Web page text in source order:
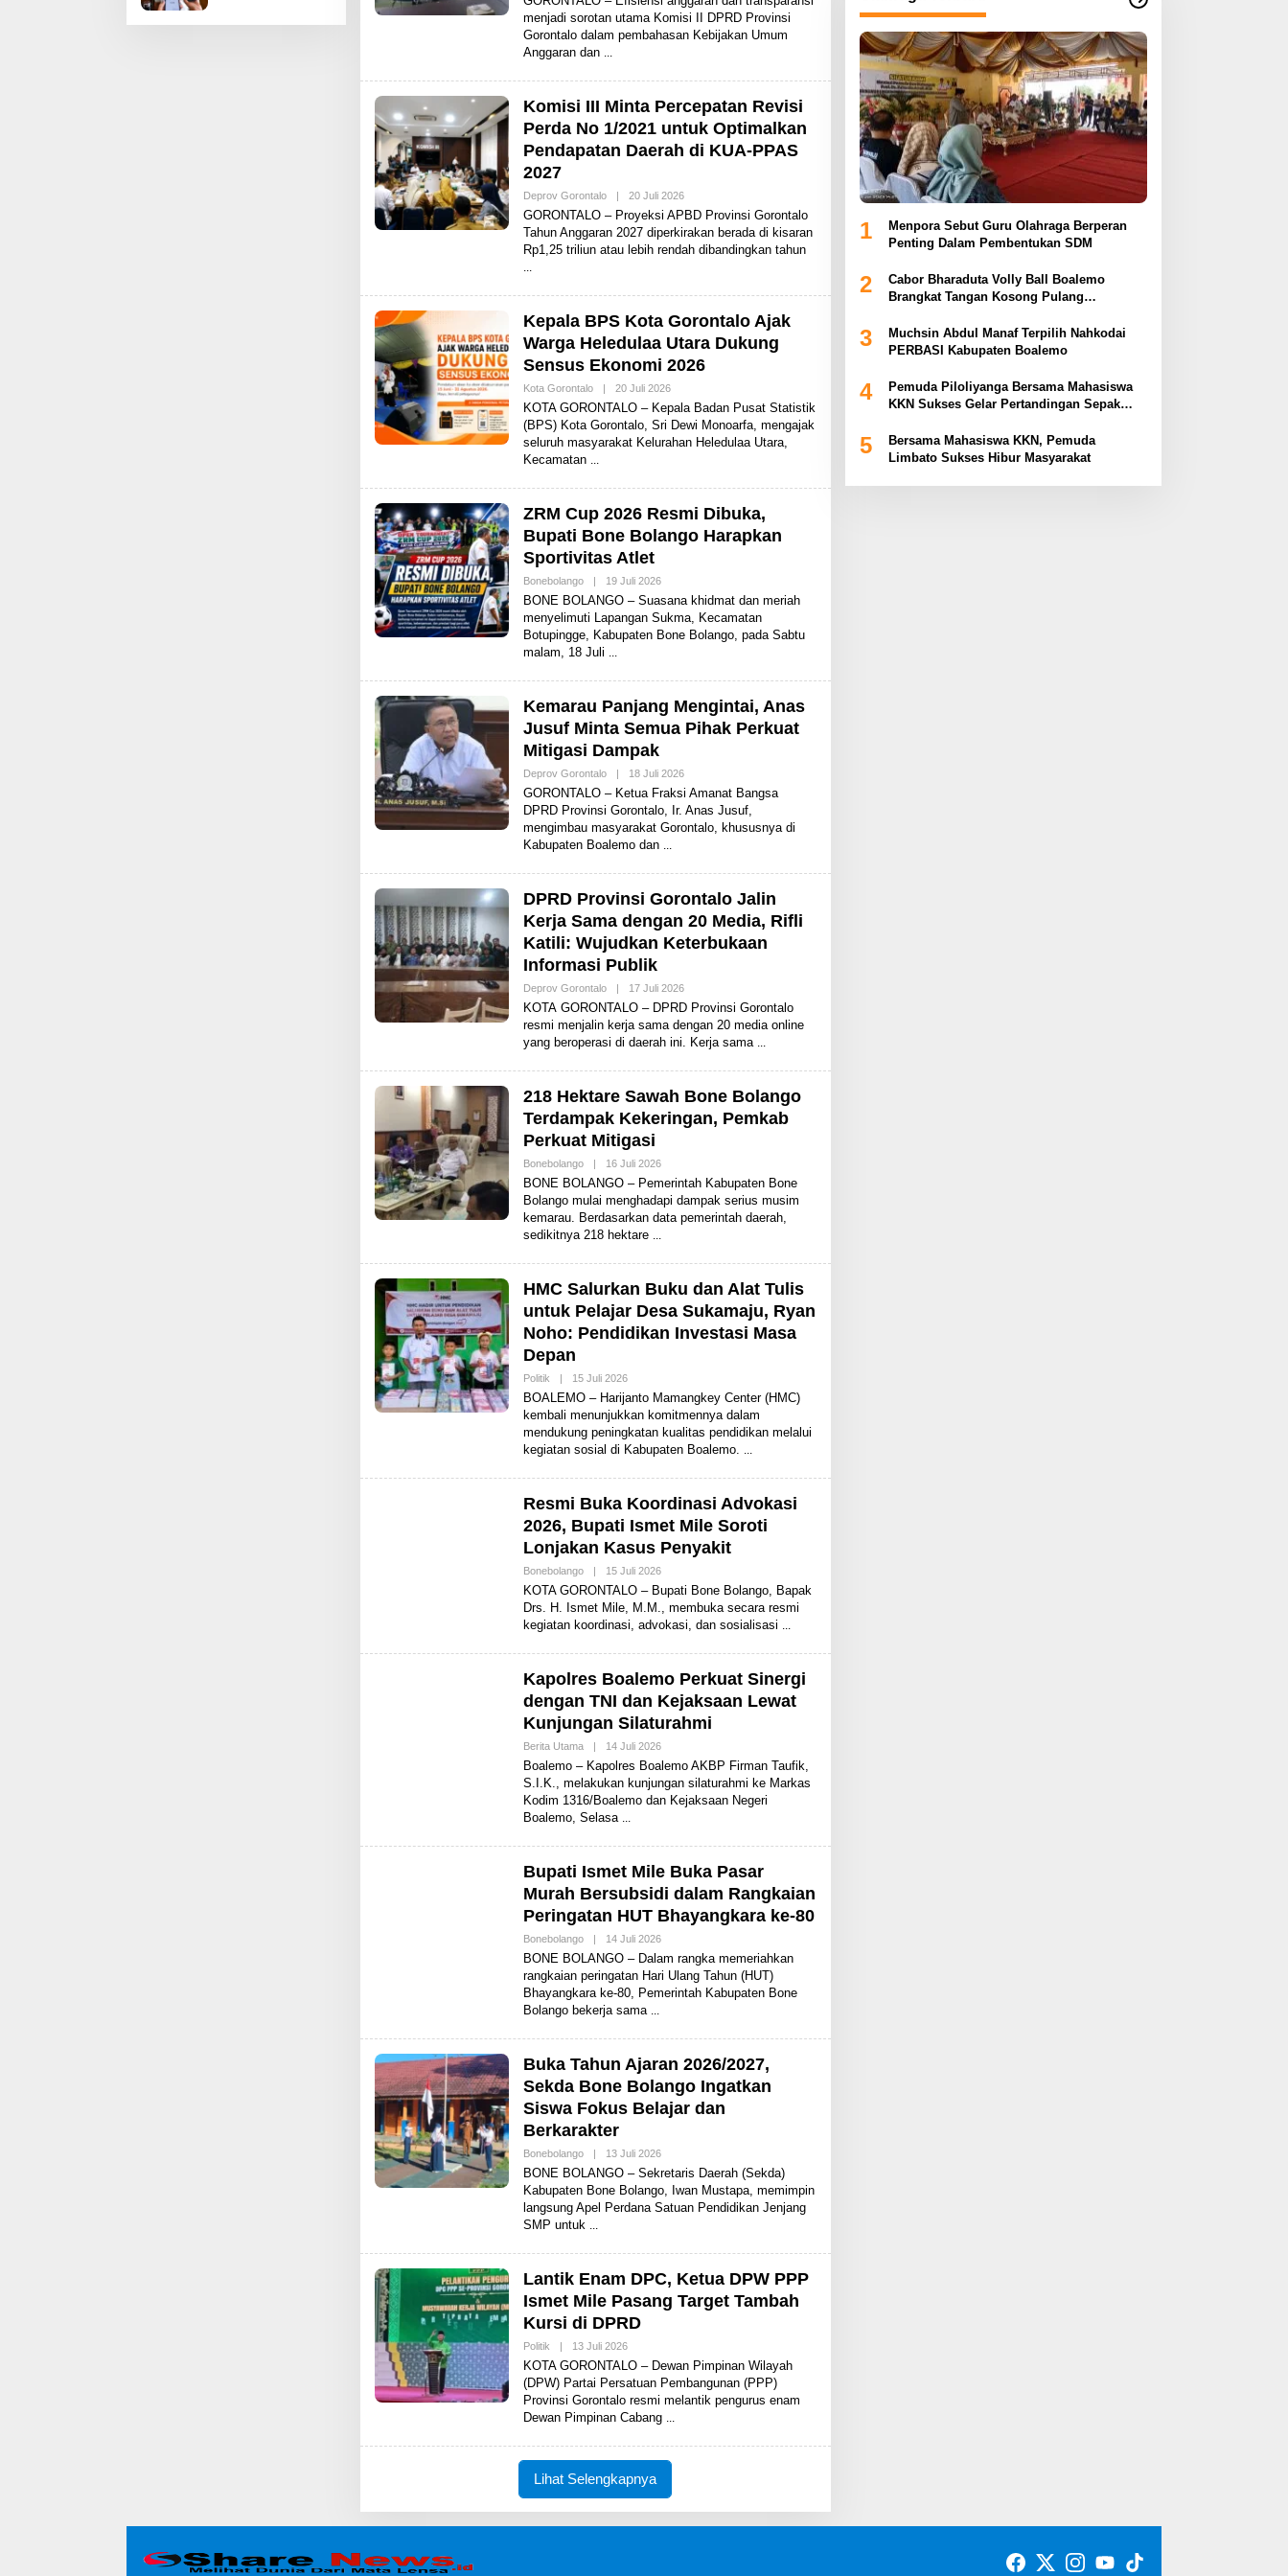
E
H
A
menjadi sorotan utama Komisi II DPRD Provinsi
Gorontalo dalam pembahasan Kebijakan Umum
Anggaran dan
Komisi III Minta Percepatan Revisi
Perda No 1/2021 untuk Optimalkan
Pendapatan Daerah di KUA-PPAS
2027
Deprov Gorontalo | 20 Juli 2026O
L
E
H
A
GORONTALO – Proyeksi APBD Provinsi Gorontalo
Tahun Anggaran 2027 diperkirakan berada di kisaran
Rp1,25 triliun atau lebih rendah dibandingkan tahun
Kepala BPS Kota Gorontalo Ajak
Warga Heledulaa Utara Dukung
Sensus Ekonomi 2026
Kota Gorontalo | 20 Juli 2026O
E
H
A
KOTA GORONTALO – Kepala Badan Pusat Statistik
(BPS) Kota Gorontalo, Sri Dewi Monoarfa, mengajak
seluruh masyarakat Kelurahan Heledulaa Utara,
Kecamatan
ZRM Cup 2026 Resmi Dibuka,
Bupati Bone Bolango Harapkan
Sportivitas Atlet
Bonebolango | 19 Juli 2026O
E
H
A
BONE BOLANGO – Suasana khidmat dan meriah
menyelimuti Lapangan Sukma, Kecamatan
Botupingge, Kabupaten Bone Bolango, pada Sabtu
malam, 18 Juli
Kemarau Panjang Mengintai, Anas
Jusuf Minta Semua Pihak Perkuat
Mitigasi Dampak
Deprov Gorontalo | 18 Juli 2026O
L
E
H
S
N
E
W
GORONTALO – Ketua Fraksi Amanat Bangsa
DPRD Provinsi Gorontalo, Ir. Anas Jusuf,
mengimbau masyarakat Gorontalo, khususnya di
Kabupaten Boalemo dan
DPRD Provinsi Gorontalo Jalin
Kerja Sama dengan 20 Media, Rifli
Katili: Wujudkan Keterbukaan
Informasi Publik
Deprov Gorontalo | 17 Juli 2026O
L
E
H
I
KOTA GORONTALO – DPRD Provinsi Gorontalo
resmi menjalin kerja sama dengan 20 media online
yang beroperasi di daerah ini. Kerja sama
218 Hektare Sawah Bone Bolango
Terdampak Kekeringan, Pemkab
Perkuat Mitigasi
Bonebolango | 16 Juli 2026O
E
H
A
BONE BOLANGO – Pemerintah Kabupaten Bone
Bolango mulai menghadapi dampak serius musim
kemarau. Berdasarkan data pemerintah daerah,
sedikitnya 218 hektare
HMC Salurkan Buku dan Alat Tulis
untuk Pelajar Desa Sukamaju, Ryan
Noho: Pendidikan Investasi Masa
Depan
Politik | 15 Juli 2026O
E
H
S
H
N
E
BOALEMO – Harijanto Mamangkey Center (HMC)
kembali menunjukkan komitmennya dalam
mendukung peningkatan kualitas pendidikan melalui
kegiatan sosial di Kabupaten Boalemo.
Resmi Buka Koordinasi Advokasi
2026, Bupati Ismet Mile Soroti
Lonjakan Kasus Penyakit
Bonebolango | 15 Juli 2026O
E
H
A
I
KOTA GORONTALO – Bupati Bone Bolango, Bapak
Drs. H. Ismet Mile, M.M., membuka secara resmi
kegiatan koordinasi, advokasi, dan sosialisasi
Kapolres Boalemo Perkuat Sinergi
dengan TNI dan Kejaksaan Lewat
Kunjungan Silaturahmi
Berita Utama | 14 Juli 2026O
L
E
H
S
N
E
W
Boalemo – Kapolres Boalemo AKBP Firman Taufik,
S.I.K., melakukan kunjungan silaturahmi ke Markas
Kodim 1316/Boalemo dan Kejaksaan Negeri
Boalemo, Selasa
Bupati Ismet Mile Buka Pasar
Murah Bersubsidi dalam Rangkaian
Peringatan HUT Bhayangkara ke-80
Bonebolango | 14 Juli 2026O
E
H
A
BONE BOLANGO – Dalam rangka memeriahkan
rangkaian peringatan Hari Ulang Tahun (HUT)
Bhayangkara ke-80, Pemerintah Kabupaten Bone
Bolango bekerja sama
Buka Tahun Ajaran 2026/2027,
Sekda Bone Bolango Ingatkan
Siswa Fokus Belajar dan
Berkarakter
Bonebolango | 13 Juli 2026O
E
H
A
BONE BOLANGO – Sekretaris Daerah (Sekda)
Kabupaten Bone Bolango, Iwan Mustapa, memimpin
langsung Apel Perdana Satuan Pendidikan Jenjang
SMP untuk
Lantik Enam DPC, Ketua DPW PPP
Ismet Mile Pasang Target Tambah
Kursi di DPRD
Politik | 13 Juli 2026O
L
E
H
A
D
KOTA GORONTALO – Dewan Pimpinan Wilayah
(DPW) Partai Persatuan Pembangunan (PPP)
Provinsi Gorontalo resmi melantik pengurus enam
Dewan Pimpinan Cabang
Lihat Selengkapnya
1
Menpora Sebut Guru Olahraga Berperan
Penting Dalam Pembentukan SDM
2
Cabor Bharaduta Volly Ball Boalemo
Brangkat Tangan Kosong Pulang
3
Muchsin Abdul Manaf Terpilih Nahkodai
PERBASI Kabupaten Boalemo
4
Pemuda Piloliyanga Bersama Mahasiswa
KKN Sukses Gelar Pertandingan Sepak
5
Bersama Mahasiswa KKN, Pemuda
Limbato Sukses Hibur Masyarakat